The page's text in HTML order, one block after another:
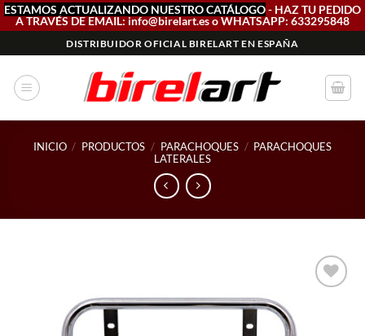
ESTAMOS ACTUALIZANDO NUESTRO CATÁLOGO- HAZ TU PEDIDO
A TRAVÉS DE EMAIL: info@birelart.es o WHATSAPP: 633295848
al
contenido
DISTRIBUIDOR OFICIAL BIRELART EN ESPAÑA
INICIO / PRODUCTOS / PARACHOQUES / PARACHOQUES
LATERALES